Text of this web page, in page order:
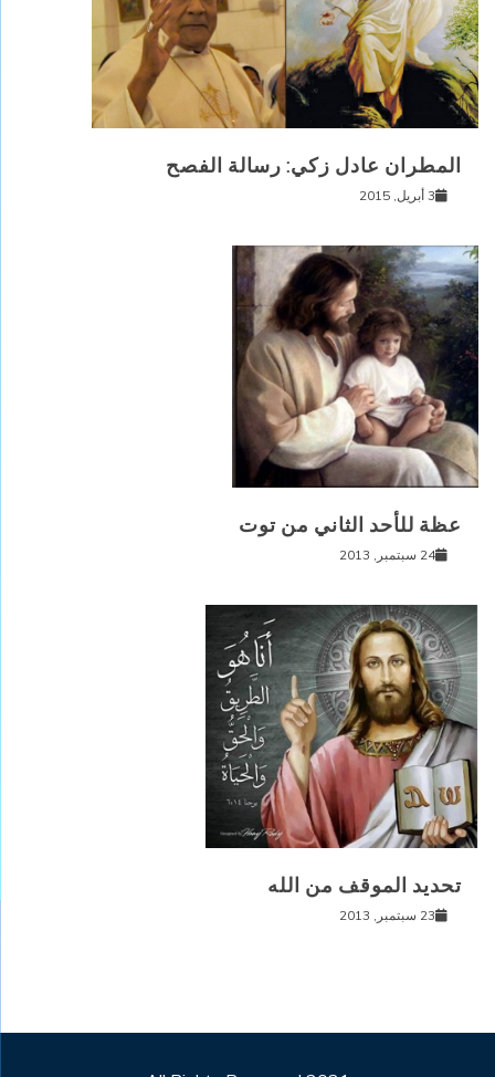
المطران عادل زكي: رسالة الفصح
3 أبريل, 2015
عظة للأحد الثاني من توت
24 سبتمبر, 2013
تحديد الموقف من الله
23 سبتمبر, 2013